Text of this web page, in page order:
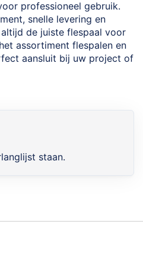
professioneel gebruik.
snelle levering en
de juiste flespaal voor
assortiment flespalen en
aansluit bij uw project of
staan.